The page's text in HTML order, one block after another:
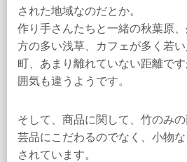
された地域なのだとか。
作り手さんたちと一緒の秋葉原
方の多い浅草、カフェが多く若
町、あまり離れていない距離で
囲気も違うようです。
そして、商品に関して、竹のみ
芸品にこだわるのでなく、小物
されています。